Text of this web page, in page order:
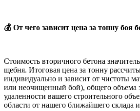
💰 От чего зависит цена за тонну боя
Стоимость вторичного бетона
щебня. Итоговая цена за тонну
индивидуально и зависит от чистоты
или неочищенный бой), общего объема
удаленности вашего строительного
области от нашего ближайшего склада